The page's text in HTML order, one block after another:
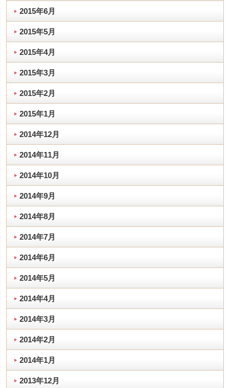
2015年6月
2015年5月
2015年4月
2015年3月
2015年2月
2015年1月
2014年12月
2014年11月
2014年10月
2014年9月
2014年8月
2014年7月
2014年6月
2014年5月
2014年4月
2014年3月
2014年2月
2014年1月
2013年12月